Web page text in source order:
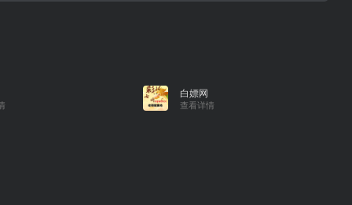
白嫖网
查看详情